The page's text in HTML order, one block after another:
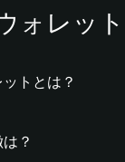
ォレッ
トとは？
？